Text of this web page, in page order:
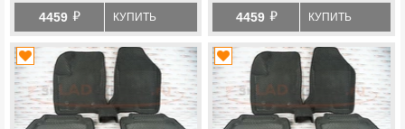
4459 й КУПИТЬ 4459 й КУПИТЬ